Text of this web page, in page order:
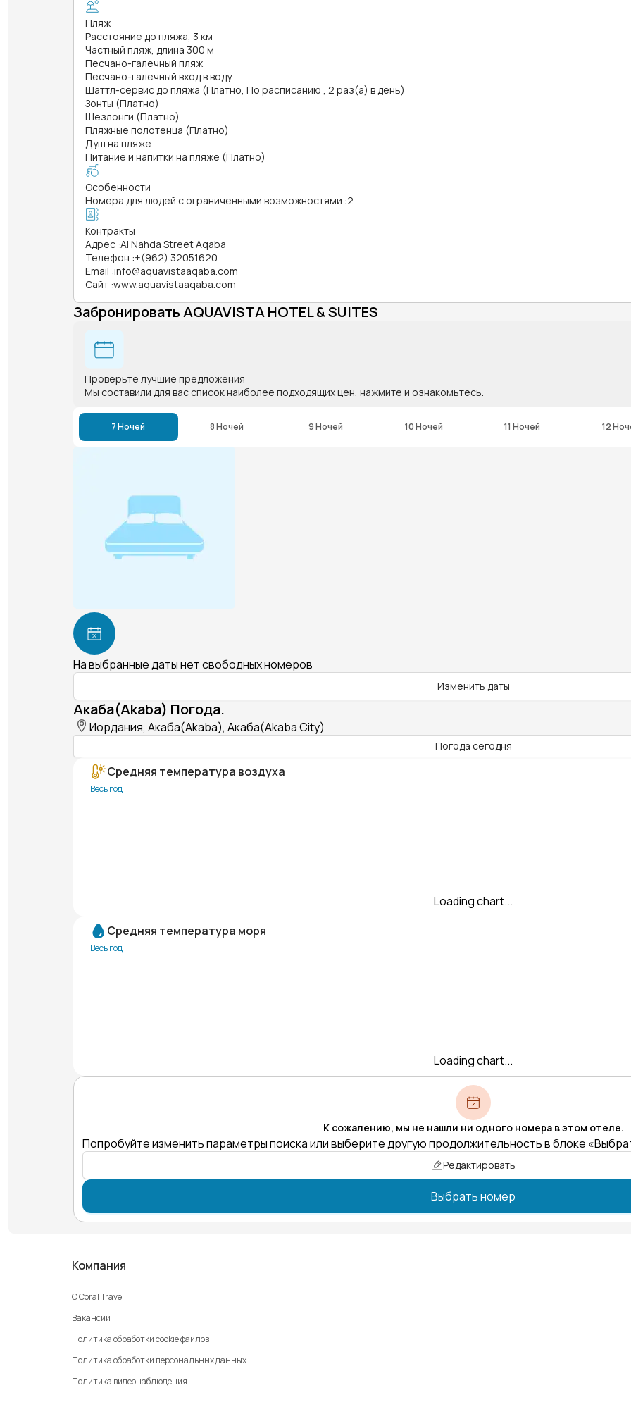
Пляж
Расстояние до пляжа, 3 км
Частный пляж, длина 300 м
Песчано-галечный пляж
Песчано-галечный вход в воду
Шаттл-сервис до пляжа (Платно, По расписанию , 2 раз(а) в день)
Зонты (Платно)
Шезлонги (Платно)
Пляжные полотенца (Платно)
Душ на пляже
Питание и напитки на пляже (Платно)
Особенности
Номера для людей с ограниченными возможностями :2
Контракты
Адрес :Al Nahda Street Aqaba
Телефон :+(962) 32051620
Email :info@aquavistaaqaba.com
Сайт :www.aquavistaaqaba.com
Забронировать AQUAVISTA HOTEL & SUITES
Проверьте лучшие предложения
Мы составили для вас список наиболее подходящих цен, нажмите и ознакомьтесь.
7 Ночей 8 Ночей 9 Ночей 10 Ночей 11 Ночей 12
На выбранные даты нет свободных номеров
Изменить даты
Акаба(Akaba) Погода.
Иордания, Акаба(Akaba), Акаба(Akaba City)
Погода сегодня
Средняя температура воздуха
Весь год
Loading chart...
Средняя температура моря
Весь год
Loading chart...
К сожалению, мы не нашли ни одного номера в этом отеле.
Попробуйте изменить параметры поиска или выберите другую продолжительность в блоке
Редактировать
Выбрать номер
Компания
О Coral Travel
Вакансии
Политика обработки cookie файлов
Политика обработки персональных данных
Политика видеонаблюдения